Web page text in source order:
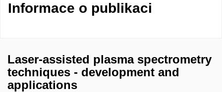
Informace o publikaci
Laser-assisted plasma spectrometry
techniques - development and
applications